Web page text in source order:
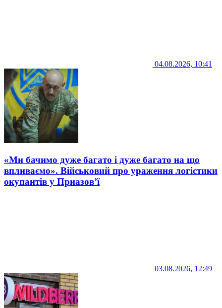
04.08.2026, 10:41
«Ми бачимо дуже багато і дуже багато на що
впливаємо». Військовий про ураження логістики
окупантів у Приазов’ї
03.08.2026, 12:49